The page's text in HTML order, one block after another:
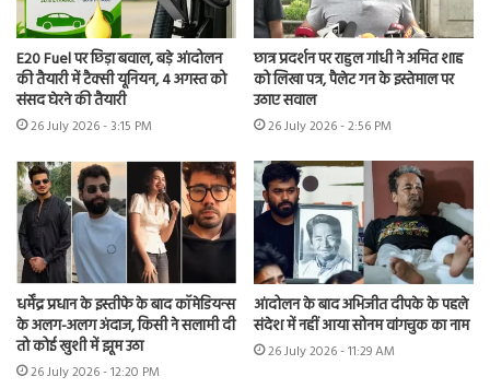
E20 Fuel पर छिड़ा बवाल, बड़े आंदोलन
की तैयारी में टैक्सी यूनियन, 4 अगस्त को
संसद घेरने की तैयारी
26 July 2026 - 3:15 PM
छात्र प्रदर्शन पर राहुल गांधी ने अमित शाह
को लिखा पत्र, पैलेट गन के इस्तेमाल पर
उठाए सवाल
26 July 2026 - 2:56 PM
धर्मेंद्र प्रधान के इस्तीफे के बाद कॉमेडियन्स
के अलग-अलग अंदाज, किसी ने सलामी दी
तो कोई खुशी में झूम उठा
26 July 2026 - 12:20 PM
आंदोलन के बाद अभिजीत दीपके के पहले
संदेश में नहीं आया सोनम वांगचुक का नाम
26 July 2026 - 11:29 AM